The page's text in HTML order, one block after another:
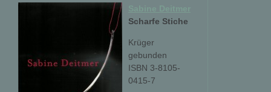
Scharfe Stiche
Krüger
gebunden
ISBN 3-8105-
0415-7